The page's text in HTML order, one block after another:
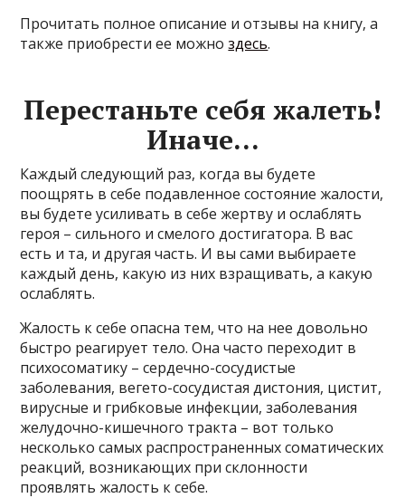
Прочитать полное описание и отзывы на книгу, а
также приобрести ее можноздесь.
Перестаньте себя жалеть!
Иначе…
Каждый следующий раз, когда вы будете
поощрять в себе подавленное состояние жалости,
вы будете усиливать в себе жертву и ослаблять
героя – сильного и смелого достигатора. В вас
есть и та, и другая часть. И вы сами выбираете
каждый день, какую из них взращивать, а какую
ослаблять.
Жалость к себе опасна тем, что на нее довольно
быстро реагирует тело. Она часто переходит в
психосоматику – сердечно-сосудистые
заболевания, вегето-сосудистая дистония, цистит,
вирусные и грибковые инфекции, заболевания
желудочно-кишечного тракта – вот только
несколько самых распространенных соматических
реакций, возникающих при склонности
проявлять жалость к себе.